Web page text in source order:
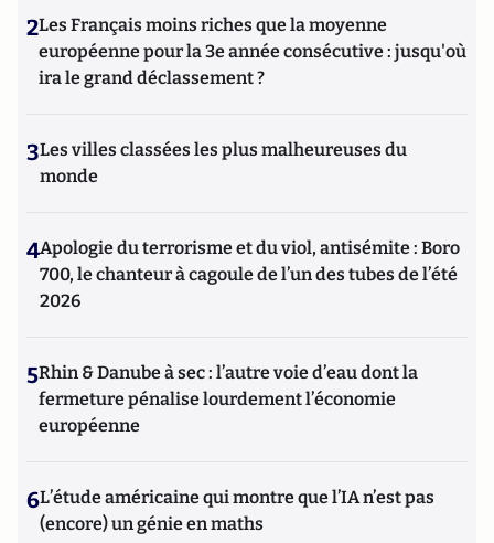
2Les Français moins riches que la moyenne
européenne pour la 3e année consécutive : jusqu'où
ira le grand déclassement ?
3Les villes classées les plus malheureuses du
monde
4Apologie du terrorisme et du viol, antisémite : Boro
700, le chanteur à cagoule de l’un des tubes de l’été
2026
5Rhin & Danube à sec : l’autre voie d’eau dont la
fermeture pénalise lourdement l’économie
européenne
6L’étude américaine qui montre que l’IA n’est pas
(encore) un génie en maths